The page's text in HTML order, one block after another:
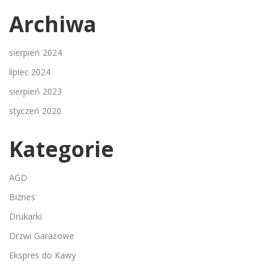
Archiwa
sierpień 2024
lipiec 2024
sierpień 2023
styczeń 2020
Kategorie
AGD
Biznes
Drukarki
Drzwi Garażowe
Ekspres do Kawy